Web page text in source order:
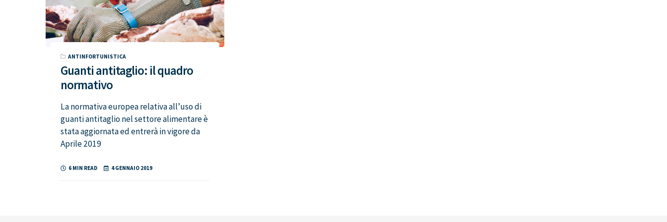
ANTINFORTUNISTICA
Guanti antitaglio: il quadro
normativo
La normativa europea relativa all’uso di
guanti antitaglio nel settore alimentare è
stata aggiornata ed entrerà in vigore da
Aprile 2019
6 MIN READ 4 GENNAIO 2019